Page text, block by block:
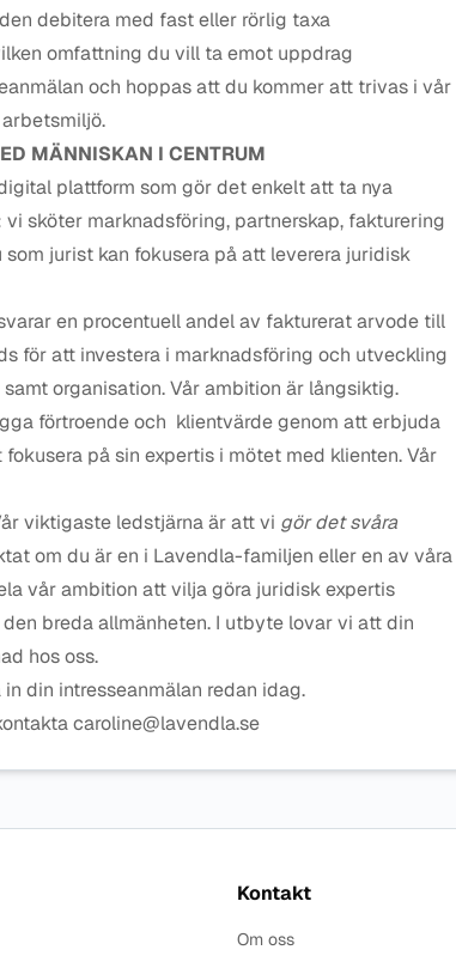
debitera med fast eller rörlig taxa
omfattning du vill ta emot uppdrag
och hoppas att du kommer att trivas i vår
MÄNNISKAN I CENTRUM
plattform som gör det enkelt att ta nya
sköter marknadsföring, partnerskap, fakturering
jurist kan fokusera på att leverera juridisk
en procentuell andel av fakturerat arvode till
för att investera i marknadsföring och utveckling
organisation. Vår ambition är långsiktig.
förtroende och klientvärde genom att erbjuda
på sin expertis i mötet med klienten. Vår
viktigaste ledstjärna är att vi gör det svåra
om du är en i Lavendla-familjen eller en av våra
vår ambition att vilja göra juridisk expertis
breda allmänheten. I utbyte lovar vi att din
hos oss.
din intresseanmälan redan idag.
caroline@lavendla.se
Kontakt
Om oss